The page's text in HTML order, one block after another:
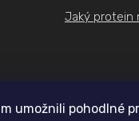
umožnili pohodlné
Jaký protein